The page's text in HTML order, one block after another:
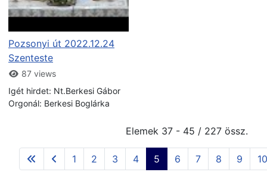
Pozsonyi út 2022.12.24
Szenteste
87 views
Igét hirdet: Nt.Berkesi Gábor
Orgonál: Berkesi Boglárka
Elemek 37 - 45 / 227 össz.
1 2 3 4 5 6 7 8 9 10